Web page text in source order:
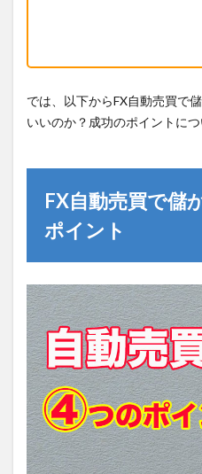
では、以下からFX自動売買で
いいのか？成功のポイントにつ
FX自動売買で儲
ポイント